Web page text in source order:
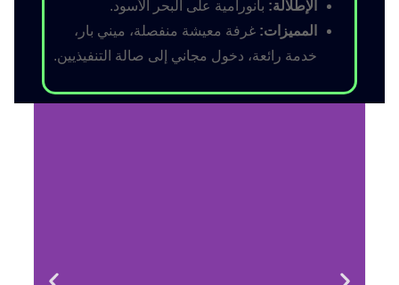
الإطلالة: بانورامية على البحر الأسود.
المميزات: غرفة معيشة منفصلة، ميني بار،
خدمة رائعة، دخول مجاني إلى صالة التنفيذيين.